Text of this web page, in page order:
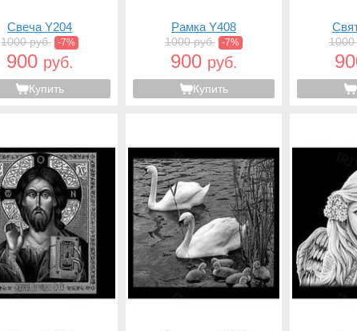
Свеча Y204
1000 руб. -7%
900 руб.
Купить
Рамка Y408
1000 руб. -7%
900 руб.
Купить
1000